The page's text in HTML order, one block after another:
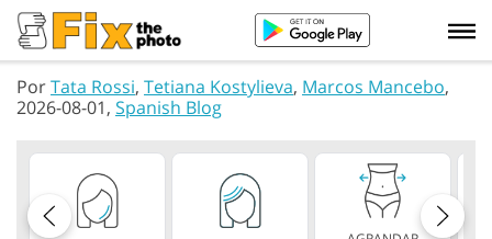
PorTata Rossi, Tetiana Kostylieva, Marcos Mancebo,
2026-08-01, Spanish Blog